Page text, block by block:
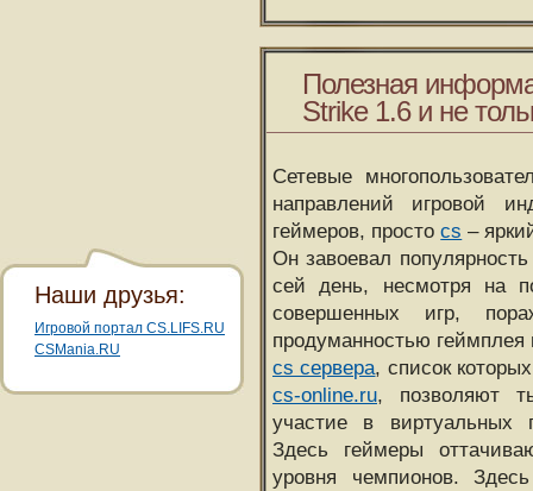
Полезная
Strike 1.6 и не
Сетевые
направлений игровой
геймеров, простоcs –
Он завоевал
сей день, несмотря на
совершенных игр,
продуманностью
cs сервера, список
cs-online.ru, позволяют
участие в виртуальных
Здесь геймеры
уровня чемпионов.
Наши друзья:
Игровой портал CS.LIFS.RU
CSMania.RU